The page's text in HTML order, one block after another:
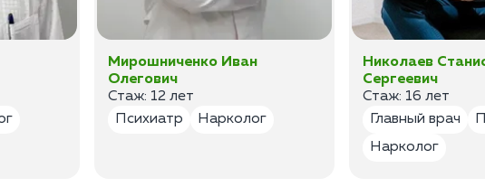
Мирошниченко Иван
Олегович
Стаж: 12 лет
Психиатр
Нарколог
Николаев
Сергеевич
Стаж: 16 лет
Главный врач
Нарколог